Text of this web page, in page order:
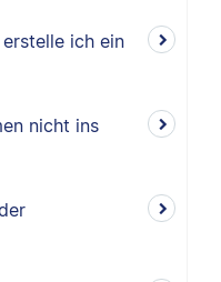
ich ein
nicht ins